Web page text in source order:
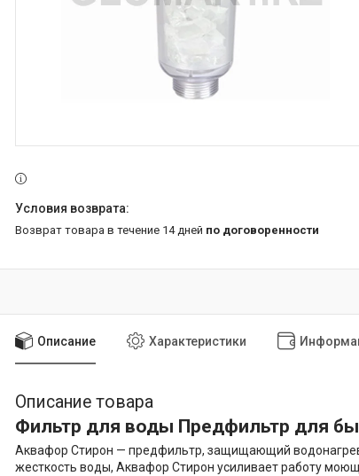
возврат товара в течение 14 дней по договоренности
Описание Характеристики
Описание товара
Фильтр для воды Предфильтр для
Аквафор Стирон — предфильтр, защищающий
жесткость воды, Аквафор Стирон усиливает работу